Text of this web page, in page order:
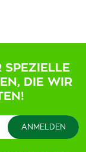
SPEZIELLE
DIE WIR